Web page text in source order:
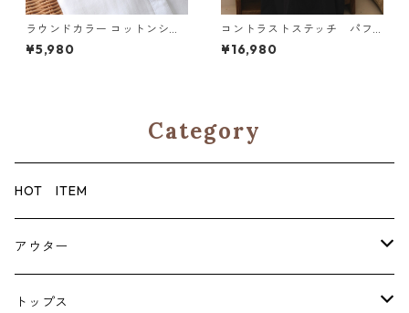
ラウンドカラー コットンシャ
ツ 2col N BR092
¥5,980
コントラストステッチ パフ
¥16,980
Category
HOT ITEM
アウター
コート
トップス